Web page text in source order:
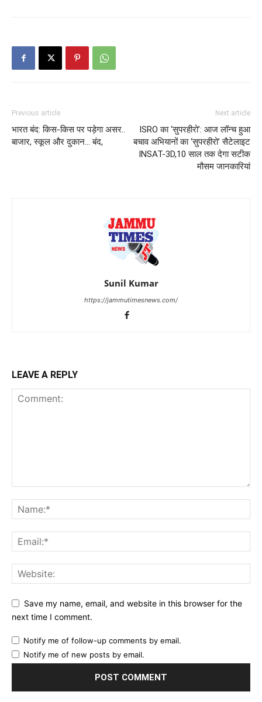
Previous article
भारत बंद: किस-किस पर पड़ेगा असर..
बाजार, स्कूल और दुकान… बंद,
Next article
ISRO का ‘सुपरहीरो’: आज लॉन्च हुआ
बचाव अभियानों का ‘सुपरहीरो’ सैटेलाइट
INSAT-3D,10 साल तक देगा सटीक
मौसम जानकारियां
Sunil Kumar
https://jammutimesnews.com/
LEAVE A REPLY
Save my name, email, and website in this browser for the
next time I comment.
Notify me of follow-up comments by email.
Notify me of new posts by email.